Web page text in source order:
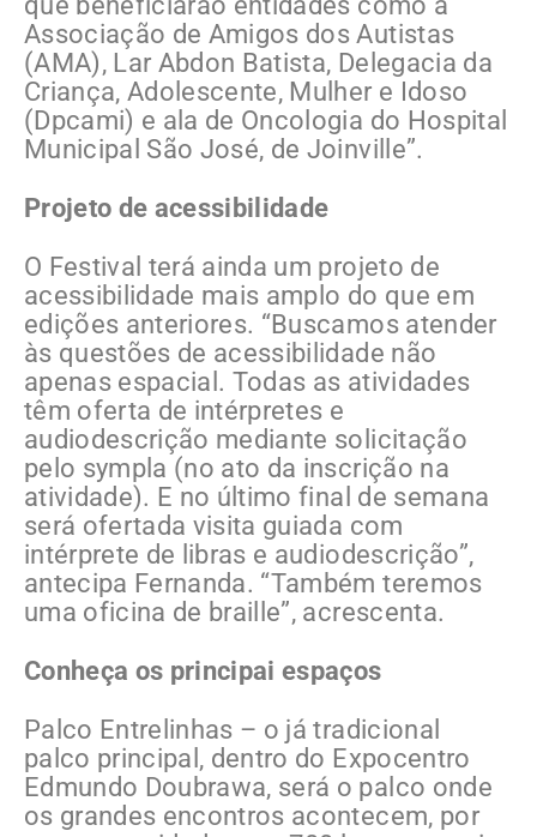
Associação de Amigos dos Autistas
(AMA), Lar Abdon Batista, Delegacia da
Criança, Adolescente, Mulher e Idoso
(Dpcami) e ala de Oncologia do Hospital
Municipal São José, de Joinville”.
Projeto de acessibilidade
O Festival terá ainda um projeto de
acessibilidade mais amplo do que em
edições anteriores. “Buscamos atender
às questões de acessibilidade não
apenas espacial. Todas as atividades
têm oferta de intérpretes e
audiodescrição mediante solicitação
pelo sympla (no ato da inscrição na
atividade). E no último final de semana
será ofertada visita guiada com
intérprete de libras e audiodescrição”,
antecipa Fernanda. “Também teremos
uma oficina de braille”, acrescenta.
Conheça os principai espaços
Palco Entrelinhas – o já tradicional
palco principal, dentro do Expocentro
Edmundo Doubrawa, será o palco onde
os grandes encontros acontecem, por